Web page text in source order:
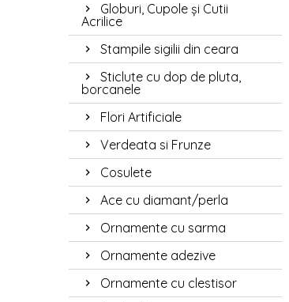
Globuri, Cupole și Cutii
Acrilice
Stampile sigilii din ceara
Sticlute cu dop de pluta,
borcanele
Flori Artificiale
Verdeata si Frunze
Cosulete
Ace cu diamant/perla
Ornamente cu sarma
Ornamente adezive
Ornamente cu clestisor